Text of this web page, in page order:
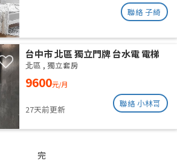
聯絡 子綺
台中市 北區 獨立門牌 台水電 電梯
大樓 位於14樓 權狀10坪 有獨立陽
台通風採光好 獨曬獨洗 不會淋雨
北區 , 獨立套房
9600元/月
27天前更新
聯絡 小林哥
完